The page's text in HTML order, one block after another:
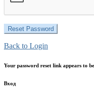
Back to Login
Your password reset link appears to
Вход